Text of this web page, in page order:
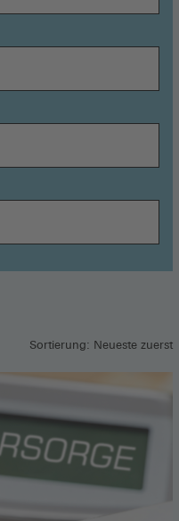
Sortierung: Neueste zuerst